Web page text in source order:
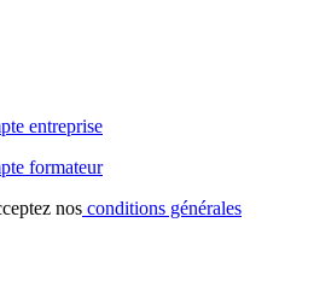
entreprise
formateur
nos conditions générales